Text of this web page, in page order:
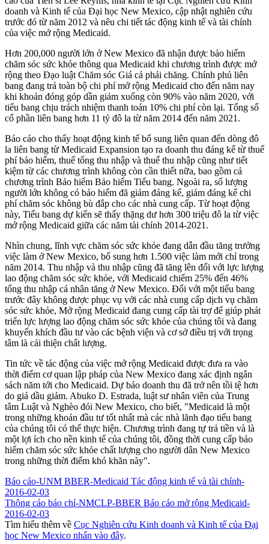
doanh và Kinh tế của Đại học New Mexico, cập nhật nghiên cứu
trước đó từ năm 2012 và nêu chi tiết tác động kinh tế và tài chính
của việc mở rộng Medicaid.
Hơn 200,000 người lớn ở New Mexico đã nhận được bảo hiểm
chăm sóc sức khỏe thông qua Medicaid khi chương trình được mở
rộng theo Đạo luật Chăm sóc Giá cả phải chăng. Chính phủ liên
bang đang trả toàn bộ chi phí mở rộng Medicaid cho đến năm nay
khi khoản đóng góp dần giảm xuống còn 90% vào năm 2020, với
tiểu bang chịu trách nhiệm thanh toán 10% chi phí còn lại. Tổng số
cổ phần liên bang hơn 11 tỷ đô la từ năm 2014 đến năm 2021.
Báo cáo cho thấy hoạt động kinh tế bổ sung liên quan đến dòng đô
la liên bang từ Medicaid Expansion tạo ra doanh thu đáng kể từ thuế
phí bảo hiểm, thuế tổng thu nhập và thuế thu nhập cũng như tiết
kiệm từ các chương trình không còn cần thiết nữa, bao gồm cả
chương trình Bảo hiểm Bảo hiểm Tiểu bang. Ngoài ra, số lượng
người lớn không có bảo hiểm đã giảm đáng kể, giảm đáng kể chi
phí chăm sóc không bù đắp cho các nhà cung cấp. Từ hoạt động
này, Tiểu bang dự kiến sẽ thấy thặng dư hơn 300 triệu đô la từ việc
mở rộng Medicaid giữa các năm tài chính 2014-2021.
Nhìn chung, lĩnh vực chăm sóc sức khỏe đang dẫn đầu tăng trưởng
việc làm ở New Mexico, bổ sung hơn 1.500 việc làm mới chỉ trong
năm 2014. Thu nhập và thu nhập cũng đã tăng lên đối với lực lượng
lao động chăm sóc sức khỏe, với Medicaid chiếm 25% đến 46%
tổng thu nhập cá nhân tăng ở New Mexico. Đối với một tiểu bang
trước đây không được phục vụ với các nhà cung cấp dịch vụ chăm
sóc sức khỏe, Mở rộng Medicaid đang cung cấp tài trợ để giúp phát
triển lực lượng lao động chăm sóc sức khỏe của chúng tôi và đang
khuyến khích đầu tư vào các bệnh viện và cơ sở điều trị với trọng
tâm là cải thiện chất lượng.
Tin tức về tác động của việc mở rộng Medicaid được đưa ra vào
thời điểm cơ quan lập pháp của New Mexico đang xác định ngân
sách năm tới cho Medicaid. Dự báo doanh thu đã trở nên tồi tệ hơn
do giá dầu giảm. Abuko D. Estrada, luật sư nhân viên của Trung
tâm Luật và Nghèo đói New Mexico, cho biết, "Medicaid là một
trong những khoản đầu tư tốt nhất mà các nhà lãnh đạo tiểu bang
của chúng tôi có thể thực hiện. Chương trình đang tự trả tiền và là
một lợi ích cho nền kinh tế của chúng tôi, đồng thời cung cấp bảo
hiểm chăm sóc sức khỏe chất lượng cho người dân New Mexico
trong những thời điểm khó khăn này".
Báo cáo-UNM BBER-Medicaid Tác động kinh tế và tài chính-
2016-02-03
Thông cáo báo chí-NMCLP-BBER Báo cáo mở rộng Medicaid-
2016-02-03
Tìm hiểu thêm về Cục Nghiên cứu Kinh doanh và Kinh tế của Đại
học New Mexico nhấn vào đây.